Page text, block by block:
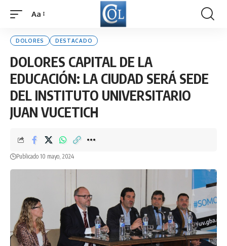
Font
Aa
DOLORES DESTACADO
DOLORES CAPITAL DE LA
EDUCACIÓN: LA CIUDAD SERÁ SEDE
DEL INSTITUTO UNIVERSITARIO
JUAN VUCETICH
Publicado 10 mayo, 2024